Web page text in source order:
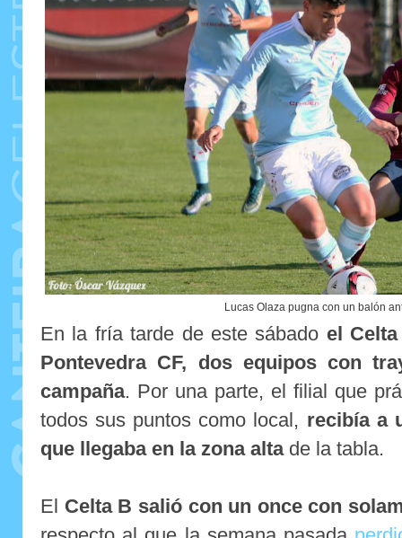
Lucas Olaza pugna con un balón
En la fría tarde de este sábado el
Pontevedra CF, dos equipos con
campaña. Por una parte, el filial que
todos sus puntos como local, recibía a
que llegaba en la zona altade la tabla.
El Celta B salió con un once con